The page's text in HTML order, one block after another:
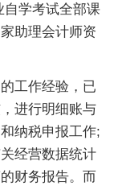
自学考试全部课
助理会计师资
工作经验，已
进行明细账与
纳税申报工作;
经营数据统计
财务报告。而